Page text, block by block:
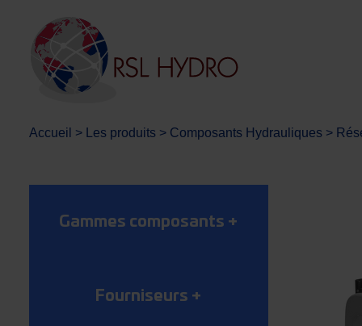
Accueil > Les produits > Composants Hydrauliques >
Gammes composants +
Fourniseurs +